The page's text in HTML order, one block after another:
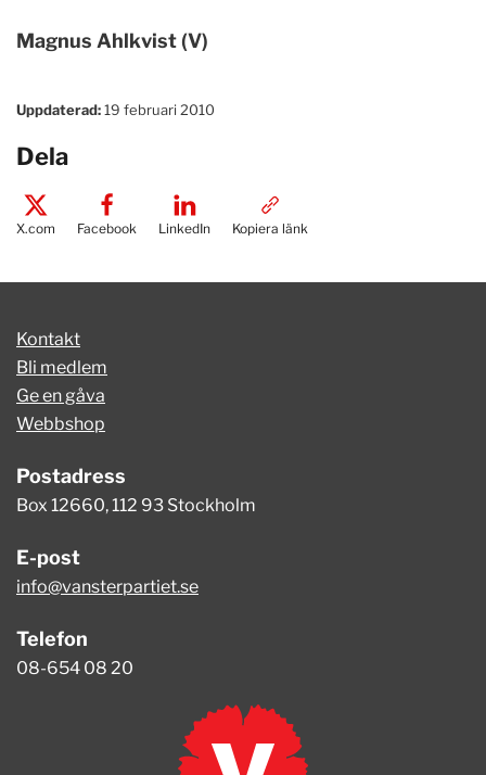
Magnus Ahlkvist (V)
Uppdaterad:19 februari 2010
Dela
X.com Facebook LinkedIn Kopiera länk
Kontakt
Bli medlem
Ge en gåva
Webbshop
Postadress
Box 12660, 112 93 Stockholm
E-post
info@vansterpartiet.se
Telefon
08-654 08 20